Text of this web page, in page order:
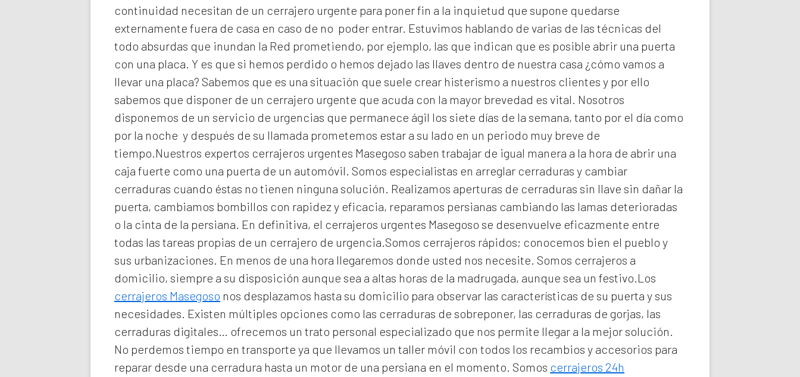
continuidad necesitan de un cerrajero urgente para poner fin a la inquietud que supone quedarse
externamente fuera de casa en caso de no poder entrar. Estuvimos hablando de varias de las técnicas del
todo absurdas que inundan la Red prometiendo, por ejemplo, las que indican que es posible abrir una puerta
con una placa. Y es que si hemos perdido o hemos dejado las llaves dentro de nuestra casa ¿cómo vamos a
llevar una placa? Sabemos que es una situación que suele crear histerismo a nuestros clientes y por ello
sabemos que disponer de un cerrajero urgente que acuda con la mayor brevedad es vital. Nosotros
disponemos de un servicio de urgencias que permanece ágil los siete días de la semana, tanto por el día como
por la noche y después de su llamada prometemos estar a su lado en un periodo muy breve de
tiempo.Nuestros expertos cerrajeros urgentes Masegoso saben trabajar de igual manera a la hora de abrir una
caja fuerte como una puerta de un automóvil. Somos especialistas en arreglar cerraduras y cambiar
cerraduras cuando éstas no tienen ninguna solución. Realizamos aperturas de cerraduras sin llave sin dañar la
puerta, cambiamos bombillos con rapidez y eficacia, reparamos persianas cambiando las lamas deterioradas
o la cinta de la persiana. En definitiva, el cerrajeros urgentes Masegoso se desenvuelve eficazmente entre
todas las tareas propias de un cerrajero de urgencia.Somos cerrajeros rápidos; conocemos bien el pueblo y
sus urbanizaciones. En menos de una hora llegaremos donde usted nos necesite. Somos cerrajeros a
domicilio, siempre a su disposición aunque sea a altas horas de la madrugada, aunque sea un festivo.Los
cerrajeros Masegoso nos desplazamos hasta su domicilio para observar las características de su puerta y sus
necesidades. Existen múltiples opciones como las cerraduras de sobreponer, las cerraduras de gorjas, las
cerraduras digitales… ofrecemos un trato personal especializado que nos permite llegar a la mejor solución.
No perdemos tiempo en transporte ya que llevamos un taller móvil con todos los recambios y accesorios para
reparar desde una cerradura hasta un motor de una persiana en el momento. Somos cerrajeros 24h